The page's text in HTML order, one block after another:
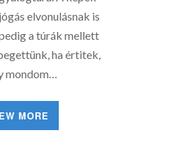
elvonulásnak is
a túrák mellett
ha értitek,
mondom…
MORE